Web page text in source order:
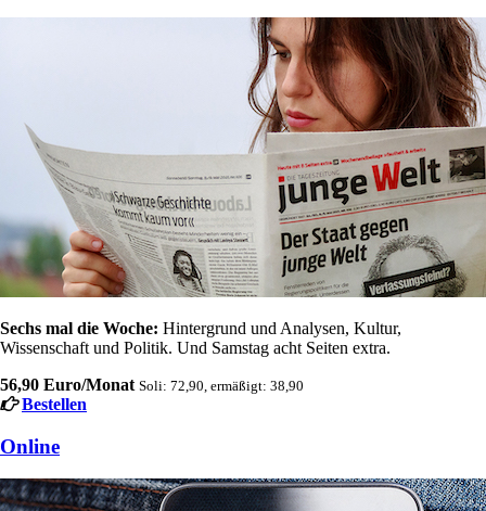
Sechs mal die Woche: Hintergrund und Analysen, Kultur,
Wissenschaft und Politik. Und Samstag acht Seiten extra.
56,90 Euro/Monat Soli: 72,90, ermäßigt: 38,90
Bestellen
Online